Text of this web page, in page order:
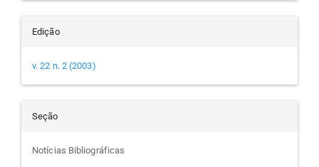
Edição
v. 22 n. 2 (2003)
Seção
Notícias Bibliográficas